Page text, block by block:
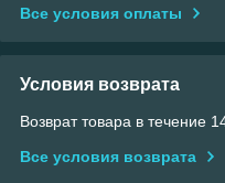
Все условия оплаты
Условия возврата
Возврат товара в течение
Все условия возврата